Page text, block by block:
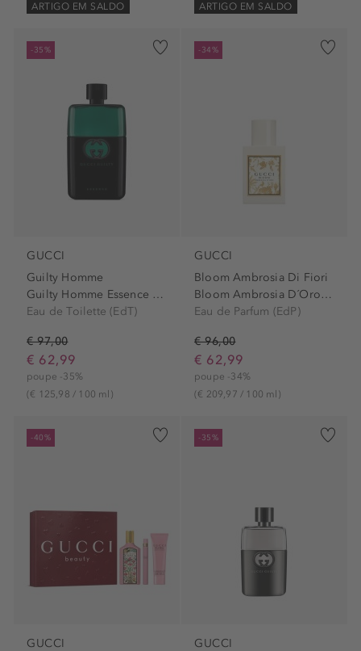
ARTIGO EM SALDO
ARTIGO EM SALDO
-35%
GUCCI
Guilty Homme
Guilty Homme Essence Eau de...
Eau de Toilette (EdT)
€ 97,00
€ 62,99
poupe -35%
(€ 125,98 / 100 ml)
-34%
GUCCI
Bloom Ambrosia Di Fiori
Bloom Ambrosia D´Oro Eau de...
Eau de Parfum (EdP)
€ 96,00
€ 62,99
poupe -34%
(€ 209,97 / 100 ml)
-40%
GUCCI
-35%
GUCCI